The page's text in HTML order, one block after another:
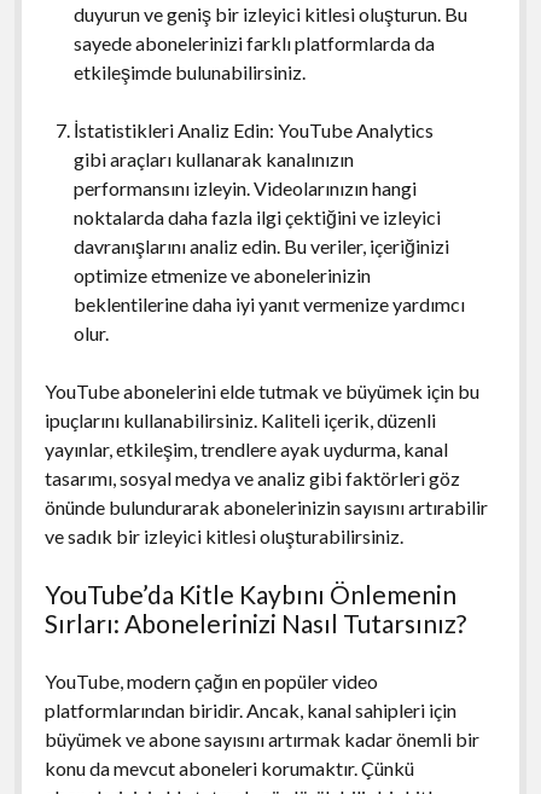
duyurun ve geniş bir izleyici kitlesi oluşturun. Bu
sayede abonelerinizi farklı platformlarda da
etkileşimde bulunabilirsiniz.
İstatistikleri Analiz Edin: YouTube Analytics
gibi araçları kullanarak kanalınızın
performansını izleyin. Videolarınızın hangi
noktalarda daha fazla ilgi çektiğini ve izleyici
davranışlarını analiz edin. Bu veriler, içeriğinizi
optimize etmenize ve abonelerinizin
beklentilerine daha iyi yanıt vermenize yardımcı
olur.
YouTube abonelerini elde tutmak ve büyümek için bu
ipuçlarını kullanabilirsiniz. Kaliteli içerik, düzenli
yayınlar, etkileşim, trendlere ayak uydurma, kanal
tasarımı, sosyal medya ve analiz gibi faktörleri göz
önünde bulundurarak abonelerinizin sayısını artırabilir
ve sadık bir izleyici kitlesi oluşturabilirsiniz.
YouTube’da Kitle Kaybını Önlemenin
Sırları: Abonelerinizi Nasıl Tutarsınız?
YouTube, modern çağın en popüler video
platformlarından biridir. Ancak, kanal sahipleri için
büyümek ve abone sayısını artırmak kadar önemli bir
konu da mevcut aboneleri korumaktır. Çünkü